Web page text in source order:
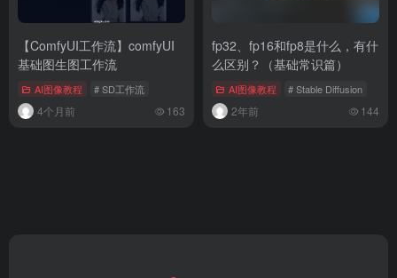
【ComfyUI工作流】comfyUI
基础图生图工作流
AI图像教程 # SD工作流
4个月前 163
fp32、fp16和fp8是什么，有什
么区别？（基础常识篇）
AI图像教程 # Stable Diffusion
2年前 144